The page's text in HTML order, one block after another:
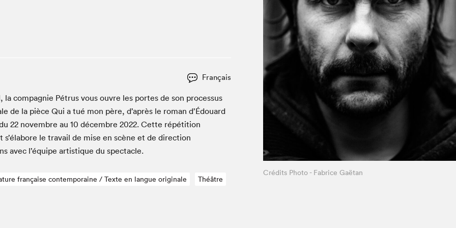
Vitrine du Festival littéraire international Metropolis
bleu
La lecture en cadeau
L'Aparté
SLM PRO
Le Salon dans la ville, espace
organisateur⋅rice
> SLM Pro
Français
com­pag­nie Pétrus vous ouvre les portes de son proces­sus
la pièce Qui a tué mon père, d’après le roman d’É­douard
22novem­bre au 10 décem­bre 2022. Cette répéti­tion
le tra­vail de mise en scène et de direc­tion
avec l’équipe artis­tique du spectacle.
française contemporaine / Texte en langue originale
Théâtre
Crédits Photo - Fabrice Gaëtan